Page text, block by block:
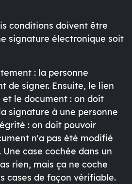
conditions doivent être
signature électronique soit
: la personne
de signer. Ensuite, le lien
le document : on doit
signature à une personne
: on doit pouvoir
n'a pas été modifié
case cochée dans un
rien, mais ça ne coche
cases de façon vérifiable.